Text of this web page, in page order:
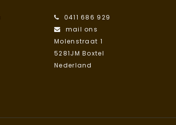
0411 686 929
mail ons
Molenstraat 1
5281JM Boxtel
Nederland